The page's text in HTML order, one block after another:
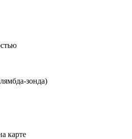
зонда)
карте